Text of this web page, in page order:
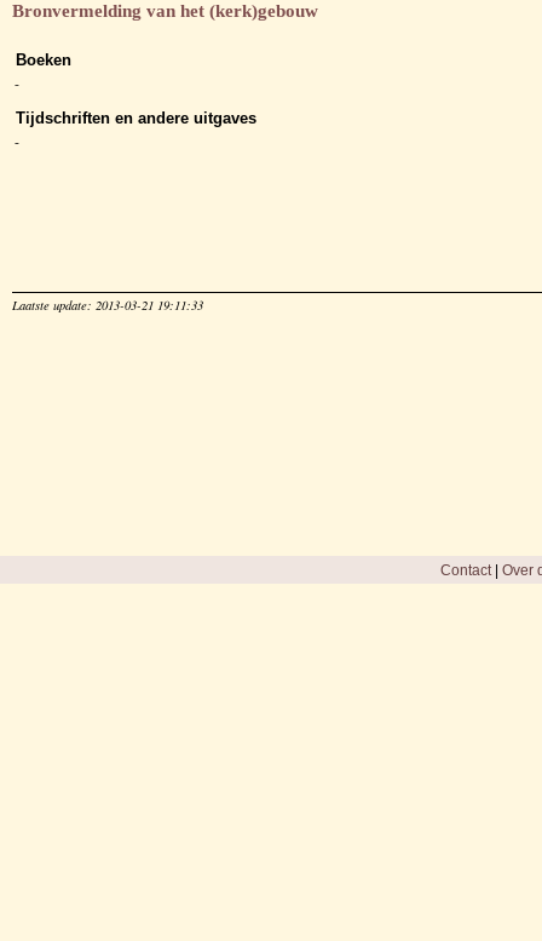
Bronvermelding van het (kerk)gebouw
Boeken
-
Tijdschriften en andere uitgaves
-
Laatste update: 2013-03-21 19:11:33
Contact| Over